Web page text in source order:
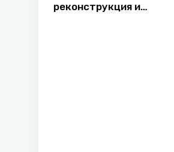
реконструкция и